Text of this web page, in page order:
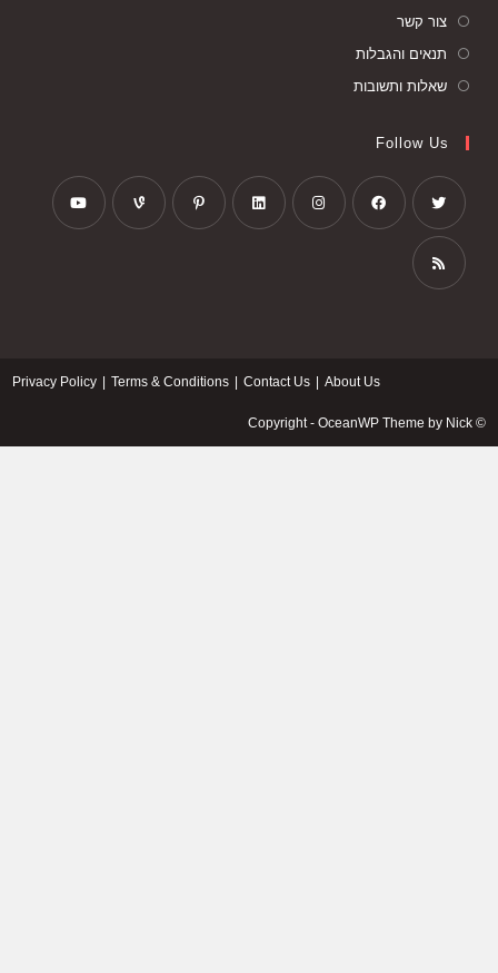
צור קשר
תנאים והגבלות
שאלות ותשובות
Follow Us
About Us
Contact Us
Terms & Conditions
Privacy Policy
© Copyright - OceanWP Theme by Nick